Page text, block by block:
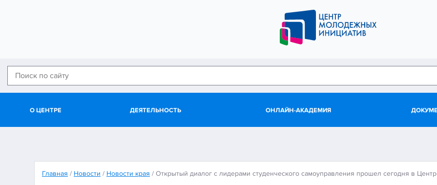
О ЦЕНТРЕ ДЕЯТЕЛЬНОСТЬ ОНЛАЙН-АКАДЕМИЯ
Главная / Новости / Новости края / Открытый диалог с лидерами студенческого самоуправления прошел сегодня в